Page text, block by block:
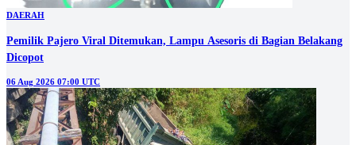
DAERAH
Pemilik Pajero Viral Ditemukan, Lampu Asesoris di Bagian Belakang
Dicopot
06 Aug 2026 07:00 UTC